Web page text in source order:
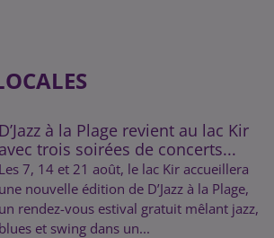
D’Jazz à la Plage revient au lac Kir
avec trois soirées de concerts...
Les 7, 14 et 21 août, le lac Kir accueillera
une nouvelle édition de D’Jazz à la Plage,
un rendez-vous estival gratuit mêlant jazz,
blues et swing dans un...